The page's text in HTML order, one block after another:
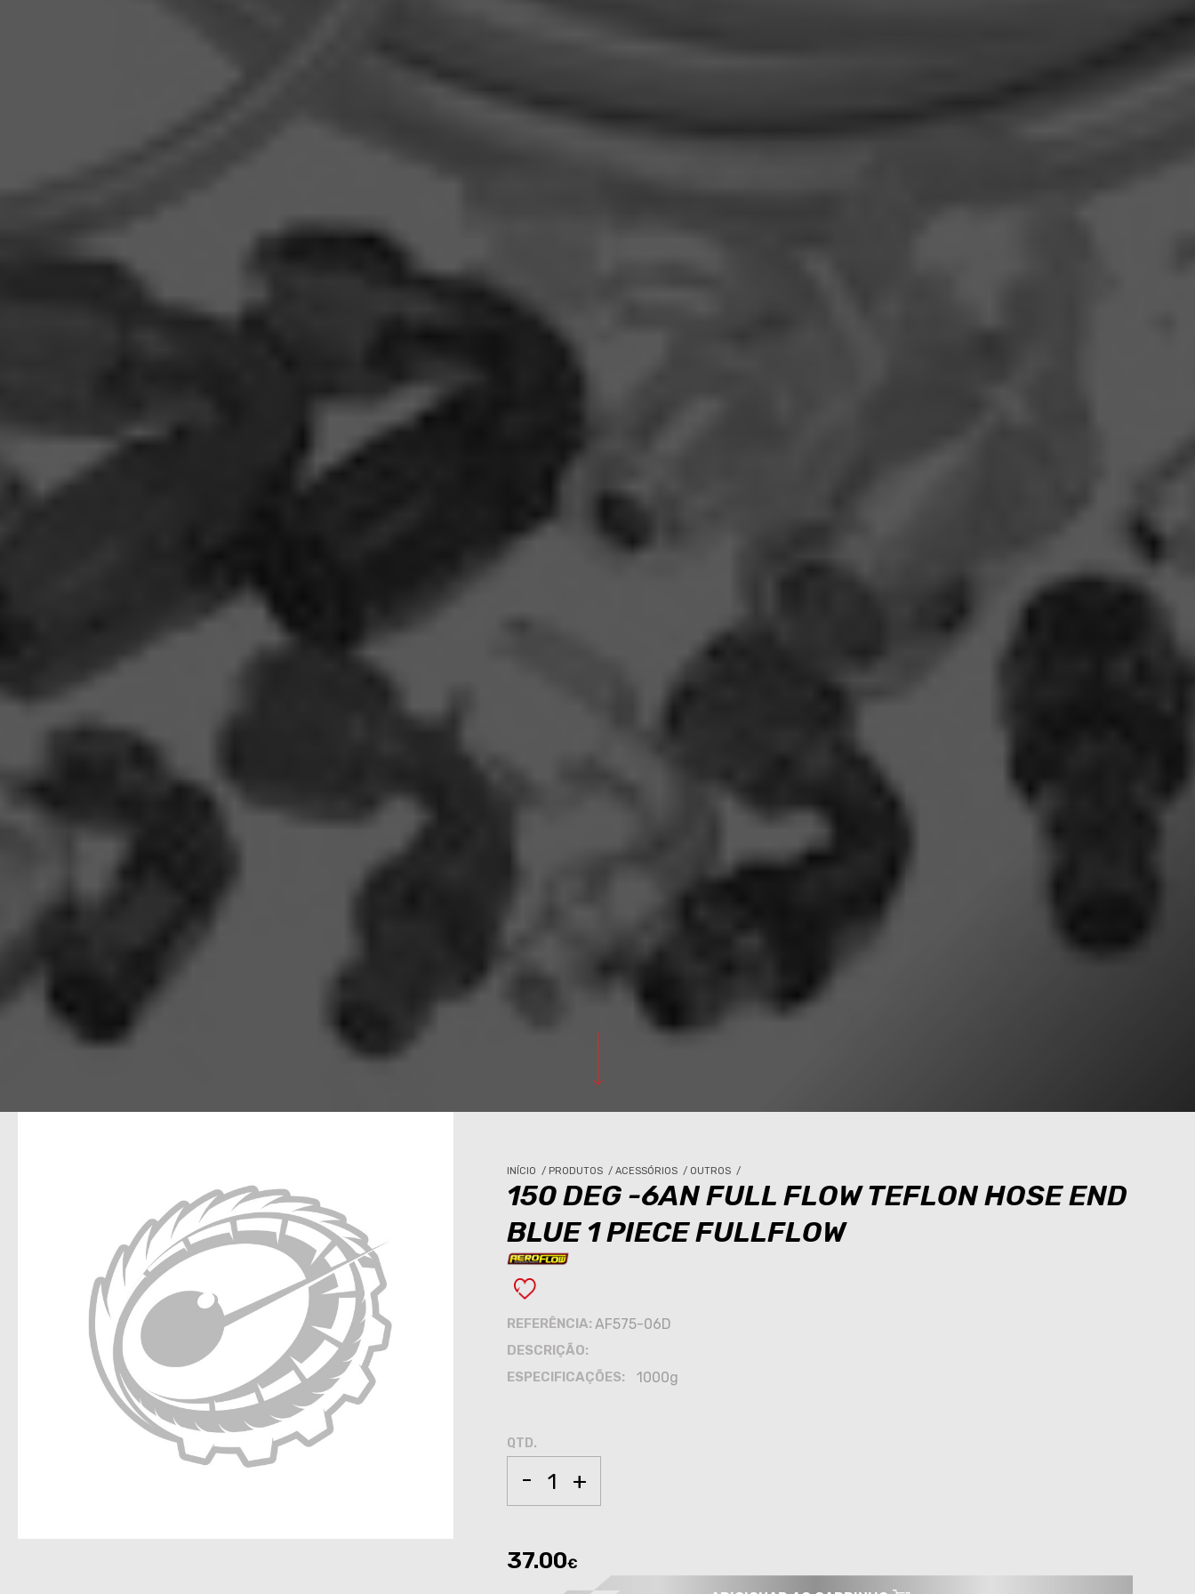
INÍCIO / PRODUTOS / ACESSÓRIOS / OUTROS /
150 DEG -6AN FULL FLOW TEFLON HOSE END
BLUE 1 PIECE FULLFLOW
REFERÊNCIA: AF575-06D
DESCRIÇÃO:
ESPECIFICAÇÕES:
1000g
QTD.
- +
37.00€